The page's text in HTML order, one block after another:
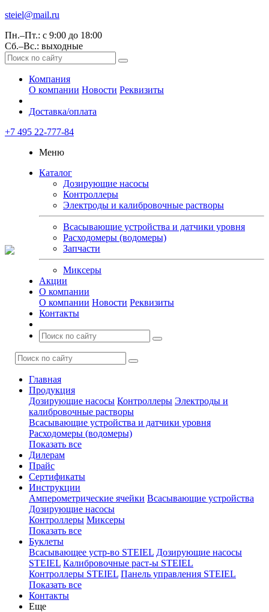
steiel@mail.ru
Пн.–Пт.: с 9:00 до 18:00
Сб.–Вс.: выходные
Компания
О компании Новости Реквизиты
Доставка/оплата
+7 495 22-777-84
Меню
Каталог
Дозирующие насосы
Контроллеры
Электроды и калибровочные растворы
Всасывающие устройства и датчики уровня
Расходомеры (водомеры)
Запчасти
Миксеры
Акции
О компании
О компании Новости Реквизиты
Контакты
Главная
Продукция
Дозирующие насосы Контроллеры Электроды и
калибровочные растворы
Всасывающие устройства и датчики уровня
Расходомеры (водомеры)
Показать все
Дилерам
Прайс
Сертификаты
Инструкции
Амперометрические ячейки Всасывающие устройства
Дозирующие насосы
Контроллеры Миксеры
Показать все
Буклеты
Всасывающее устр-во STEIEL Дозирующие насосы
STEIEL Калибровочные раст-ы STEIEL
Контроллеры STEIEL Панель управления STEIEL
Показать все
Контакты
Еще